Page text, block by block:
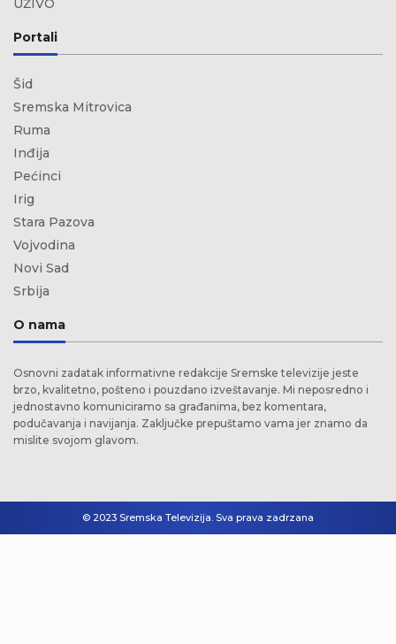
UŽIVO
Portali
Šid
Sremska Mitrovica
Ruma
Inđija
Pećinci
Irig
Stara Pazova
Vojvodina
Novi Sad
Srbija
O nama
Osnovni zadatak informativne redakcije Sremske televizije jeste
brzo, kvalitetno, pošteno i pouzdano izveštavanje. Mi neposredno i
jednostavno komuniciramo sa građanima, bez komentara,
podučavanja i navijanja. Zaključke prepuštamo vama jer znamo da
mislite svojom glavom.
© 2023 Sremska Televizija. Sva prava zadrzana